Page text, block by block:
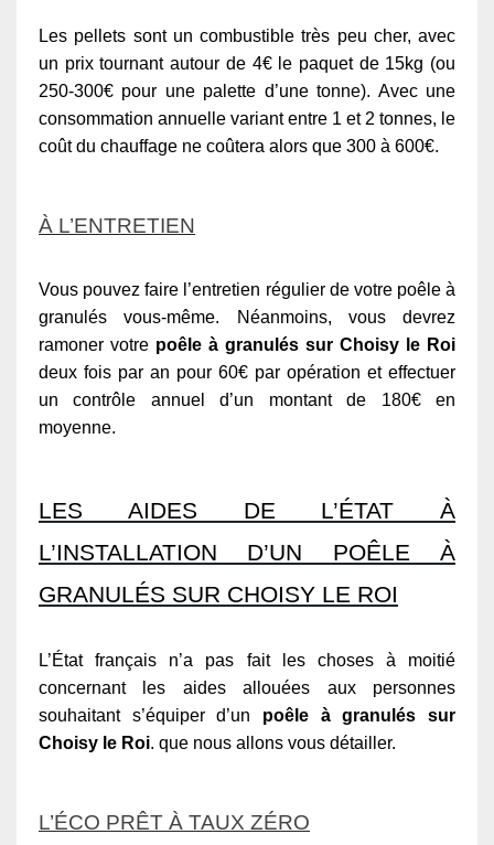
Les pellets sont un combustible très peu cher, avec
un prix tournant autour de 4€ le paquet de 15kg (ou
250-300€ pour une palette d’une tonne). Avec une
consommation annuelle variant entre 1 et 2 tonnes, le
coût du chauffage ne coûtera alors que 300 à 600€.
À L’ENTRETIEN
Vous pouvez faire l’entretien régulier de votre poêle à
granulés vous-même. Néanmoins, vous devrez
ramoner votre poêle à granulés sur Choisy le Roi
deux fois par an pour 60€ par opération et effectuer
un contrôle annuel d’un montant de 180€ en
moyenne.
LES AIDES DE L’ÉTAT À
L’INSTALLATION D’UN POÊLE À
GRANULÉS SUR CHOISY LE ROI
L’État français n’a pas fait les choses à moitié
concernant les aides allouées aux personnes
souhaitant s’équiper d’un poêle à granulés sur
Choisy le Roi. que nous allons vous détailler.
L’ÉCO PRÊT À TAUX ZÉRO